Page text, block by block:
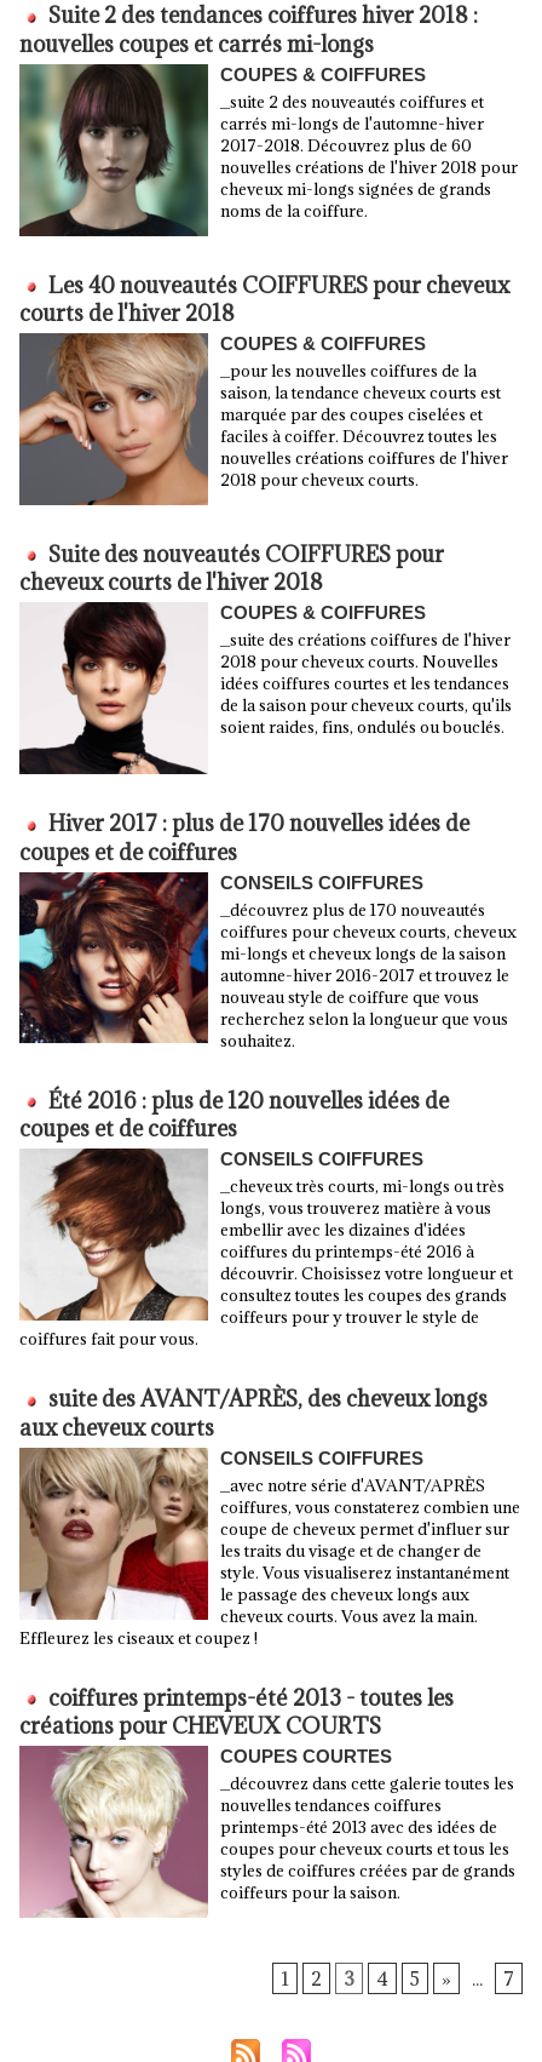
Suite 2 des tendances coiffures hiver 2018 :
nouvelles coupes et carrés mi-longs
COUPES & COIFFURES
_suite 2 des nouveautés coiffures et
carrés mi-longs de l'automne-hiver
2017-2018. Découvrez plus de 60
nouvelles créations de l'hiver 2018 pour
cheveux mi-longs signées de grands
noms de la coiffure.
Les 40 nouveautés COIFFURES pour cheveux
courts de l'hiver 2018
COUPES & COIFFURES
_pour les nouvelles coiffures de la
saison, la tendance cheveux courts est
marquée par des coupes ciselées et
faciles à coiffer. Découvrez toutes les
nouvelles créations coiffures de l'hiver
2018 pour cheveux courts.
Suite des nouveautés COIFFURES pour
cheveux courts de l'hiver 2018
COUPES & COIFFURES
_suite des créations coiffures de l'hiver
2018 pour cheveux courts. Nouvelles
idées coiffures courtes et les tendances
de la saison pour cheveux courts, qu'ils
soient raides, fins, ondulés ou bouclés.
Hiver 2017 : plus de 170 nouvelles idées de
coupes et de coiffures
CONSEILS COIFFURES
_découvrez plus de 170 nouveautés
coiffures pour cheveux courts, cheveux
mi-longs et cheveux longs de la saison
automne-hiver 2016-2017 et trouvez le
nouveau style de coiffure que vous
recherchez selon la longueur que vous
souhaitez.
Été 2016 : plus de 120 nouvelles idées de
coupes et de coiffures
CONSEILS COIFFURES
_cheveux très courts, mi-longs ou très
longs, vous trouverez matière à vous
embellir avec les dizaines d'idées
coiffures du printemps-été 2016 à
découvrir. Choisissez votre longueur et
consultez toutes les coupes des grands
coiffeurs pour y trouver le style de
coiffures fait pour vous.
suite des AVANT/APRÈS, des cheveux longs
aux cheveux courts
CONSEILS COIFFURES
_avec notre série d'AVANT/APRÈS
coiffures, vous constaterez combien une
coupe de cheveux permet d'influer sur
les traits du visage et de changer de
style. Vous visualiserez instantanément
le passage des cheveux longs aux
cheveux courts. Vous avez la main.
Effleurez les ciseaux et coupez !
coiffures printemps-été 2013 - toutes les
créations pour CHEVEUX COURTS
COUPES COURTES
_découvrez dans cette galerie toutes les
nouvelles tendances coiffures
printemps-été 2013 avec des idées de
coupes pour cheveux courts et tous les
styles de coiffures créées par de grands
coiffeurs pour la saison.
1 2 3 4 5 » ... 7